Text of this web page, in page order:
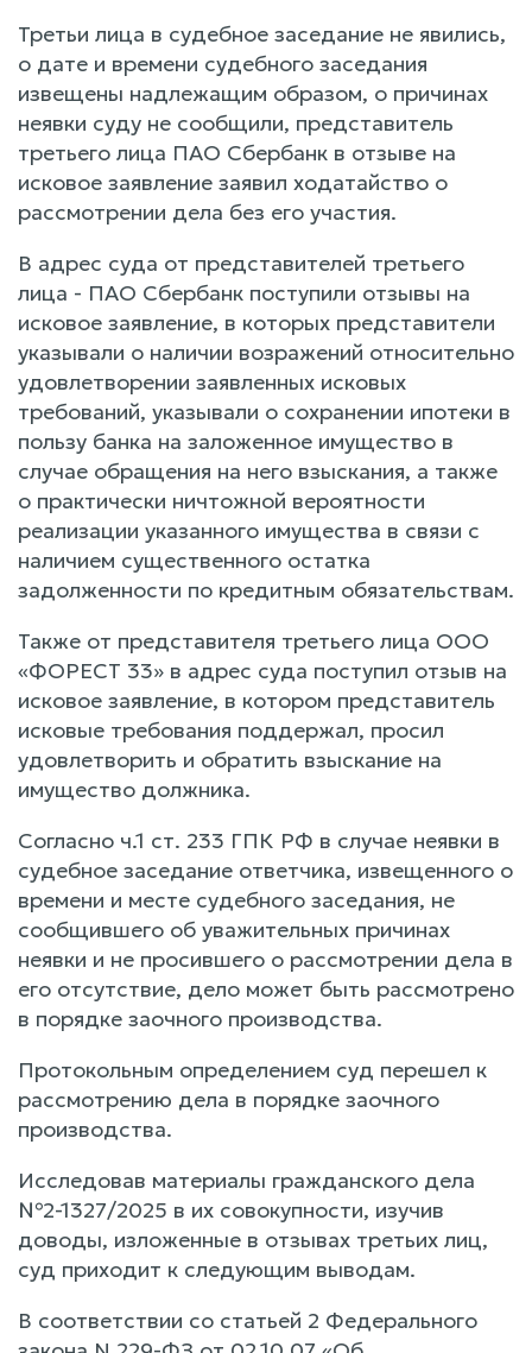
Третьи лица в судебное заседание не явились,
о дате и времени судебного заседания
извещены надлежащим образом, о причинах
неявки суду не сообщили, представитель
третьего лица ПАО Сбербанк в отзыве на
исковое заявление заявил ходатайство о
рассмотрении дела без его участия.
В адрес суда от представителей третьего
лица - ПАО Сбербанк поступили отзывы на
исковое заявление, в которых представители
указывали о наличии возражений относительно
удовлетворении заявленных исковых
требований, указывали о сохранении ипотеки в
пользу банка на заложенное имущество в
случае обращения на него взыскания, а также
о практически ничтожной вероятности
реализации указанного имущества в связи с
наличием существенного остатка
задолженности по кредитным обязательствам.
Также от представителя третьего лица ООО
«ФОРЕСТ 33» в адрес суда поступил отзыв на
исковое заявление, в котором представитель
исковые требования поддержал, просил
удовлетворить и обратить взыскание на
имущество должника.
Согласно ч.1 ст. 233 ГПК РФ в случае неявки в
судебное заседание ответчика, извещенного о
времени и месте судебного заседания, не
сообщившего об уважительных причинах
неявки и не просившего о рассмотрении дела в
его отсутствие, дело может быть рассмотрено
в порядке заочного производства.
Протокольным определением суд перешел к
рассмотрению дела в порядке заочного
производства.
Исследовав материалы гражданского дела
№2-1327/2025 в их совокупности, изучив
доводы, изложенные в отзывах третьих лиц,
суд приходит к следующим выводам.
В соответствии со статьей 2 Федерального